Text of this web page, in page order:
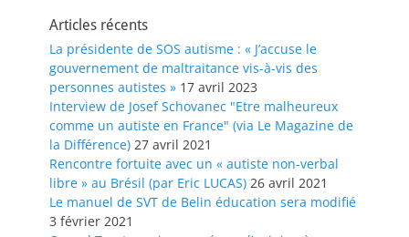
Articles récents
La présidente de SOS autisme : « J’accuse le
gouvernement de maltraitance vis-à-vis des
personnes autistes » 17 avril 2023
Interview de Josef Schovanec "Etre malheureux
comme un autiste en France" (via Le Magazine de
la Différence) 27 avril 2021
Rencontre fortuite avec un « autiste non-verbal
libre » au Brésil (par Eric LUCAS) 26 avril 2021
Le manuel de SVT de Belin éducation sera modifié
3 février 2021